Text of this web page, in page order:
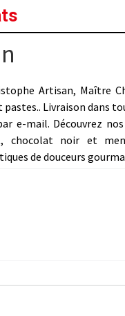
Artisan, Maître
pastes.. Livraison dans
e-mail. Découvrez
chocolat noir et
de douceurs